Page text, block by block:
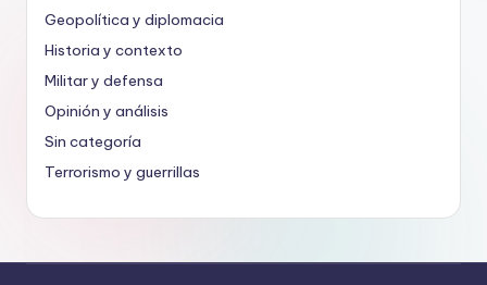
Geopolítica y diplomacia
Historia y contexto
Militar y defensa
Opinión y análisis
Sin categoría
Terrorismo y guerrillas